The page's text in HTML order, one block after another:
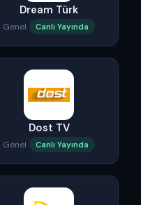
Dream Türk
Genel Canlı Yayında
Dost TV
Genel Canlı Yayında